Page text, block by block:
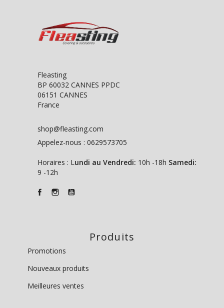
Fleasting
BP 60032 CANNES PPDC
06151 CANNES
France
shop@fleasting.com
Appelez-nous : 0629573705
Horaires : Lundi au Vendredi: 10h -18h Samedi:
9 -12h
Produits
Promotions
Nouveaux produits
Meilleures ventes